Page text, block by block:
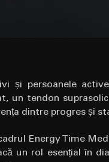
și persoanele
un tendon
dintre progres și
Energy Time
un rol esențial în